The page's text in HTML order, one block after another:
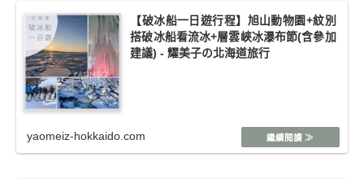
【破冰船一日遊行程】旭山動物園+紋別
搭破冰船看流冰+層雲峽冰瀑布節(含參加
建議) - 耀美子の北海道旅行
yaomeiz-hokkaido.com